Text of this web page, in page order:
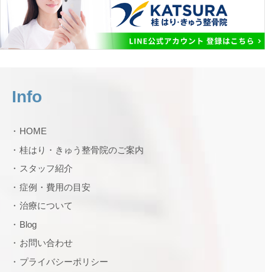
Info
HOME
桂はり・きゅう整骨院のご案内
スタッフ紹介
症例・費用の目安
治療について
Blog
お問い合わせ
プライバシーポリシー